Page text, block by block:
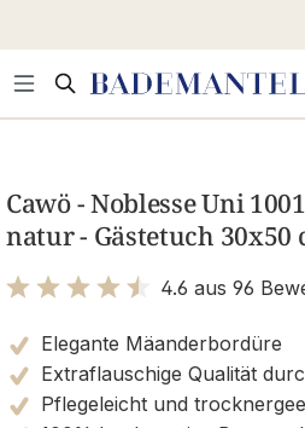
Cawö - Noblesse Uni
natur - Gästetuch 30x50
4.6 aus 96
Elegante Mäanderbordüre
Extraflauschige Qualität
Pflegeleicht und